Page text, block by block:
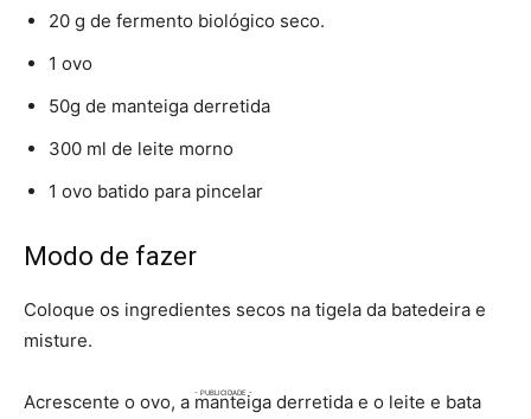
20 g de fermento biológico seco.
1 ovo
50g de manteiga derretida
300 ml de leite morno
1 ovo batido para pincelar
Modo de fazer
Coloque os ingredientes secos na tigela da batedeira e
misture.
Acrescente o ovo, a manteiga derretida e o leite e bata